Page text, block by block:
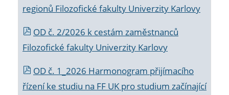
regionů Filozofické fakulty Univerzity Karlovy
OD č. 2/2026 k cestám zaměstnanců
Filozofické fakulty Univerzity Karlovy
OD č. 1_2026 Harmonogram přijímacího
řízení ke studiu na FF UK pro studium začínající